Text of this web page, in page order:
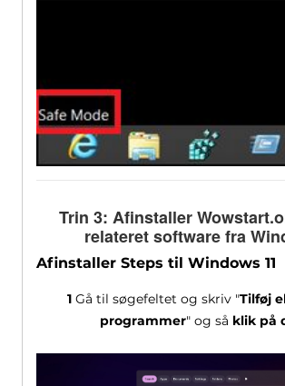
Trin 3: Afinstaller
relateret software fra
Afinstaller Steps til Windows 11
1Gå til søgefeltet og skriv "Tilføj
programmer" og så klik på